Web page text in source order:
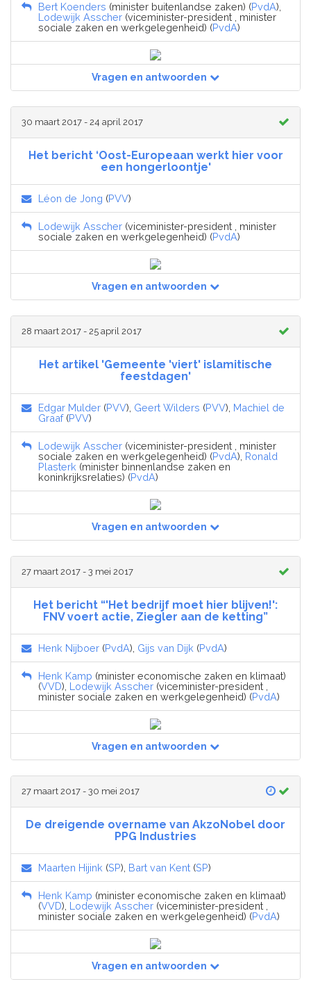
Bert Koenders (minister buitenlandse zaken) (PvdA),
Lodewijk Asscher (viceminister-president , minister
sociale zaken en werkgelegenheid) (PvdA)
Vragen en antwoorden
30 maart 2017 - 24 april 2017
Het bericht ‘Oost-Europeaan werkt hier voor
een hongerloontje'
Léon de Jong (PVV)
Lodewijk Asscher (viceminister-president , minister
sociale zaken en werkgelegenheid) (PvdA)
Vragen en antwoorden
28 maart 2017 - 25 april 2017
Het artikel 'Gemeente 'viert' islamitische
feestdagen'
Edgar Mulder (PVV), Geert Wilders (PVV), Machiel de
Graaf(PVV)
Lodewijk Asscher (viceminister-president , minister
sociale zaken en werkgelegenheid) (PvdA), Ronald
Plasterk (minister binnenlandse zaken en
koninkrijksrelaties) (PvdA)
Vragen en antwoorden
27 maart 2017 - 3 mei 2017
Het bericht “'Het bedrijf moet hier blijven!':
FNV voert actie, Ziegler aan de ketting”
Henk Nijboer (PvdA), Gijs van Dijk (PvdA)
Henk Kamp (minister economische zaken en klimaat)
(VVD), Lodewijk Asscher (viceminister-president ,
minister sociale zaken en werkgelegenheid) (PvdA)
Vragen en antwoorden
27 maart 2017 - 30 mei 2017
De dreigende overname van AkzoNobel door
PPG Industries
Maarten Hijink (SP), Bart van Kent (SP)
Henk Kamp (minister economische zaken en klimaat)
(VVD), Lodewijk Asscher (viceminister-president ,
minister sociale zaken en werkgelegenheid) (PvdA)
Vragen en antwoorden